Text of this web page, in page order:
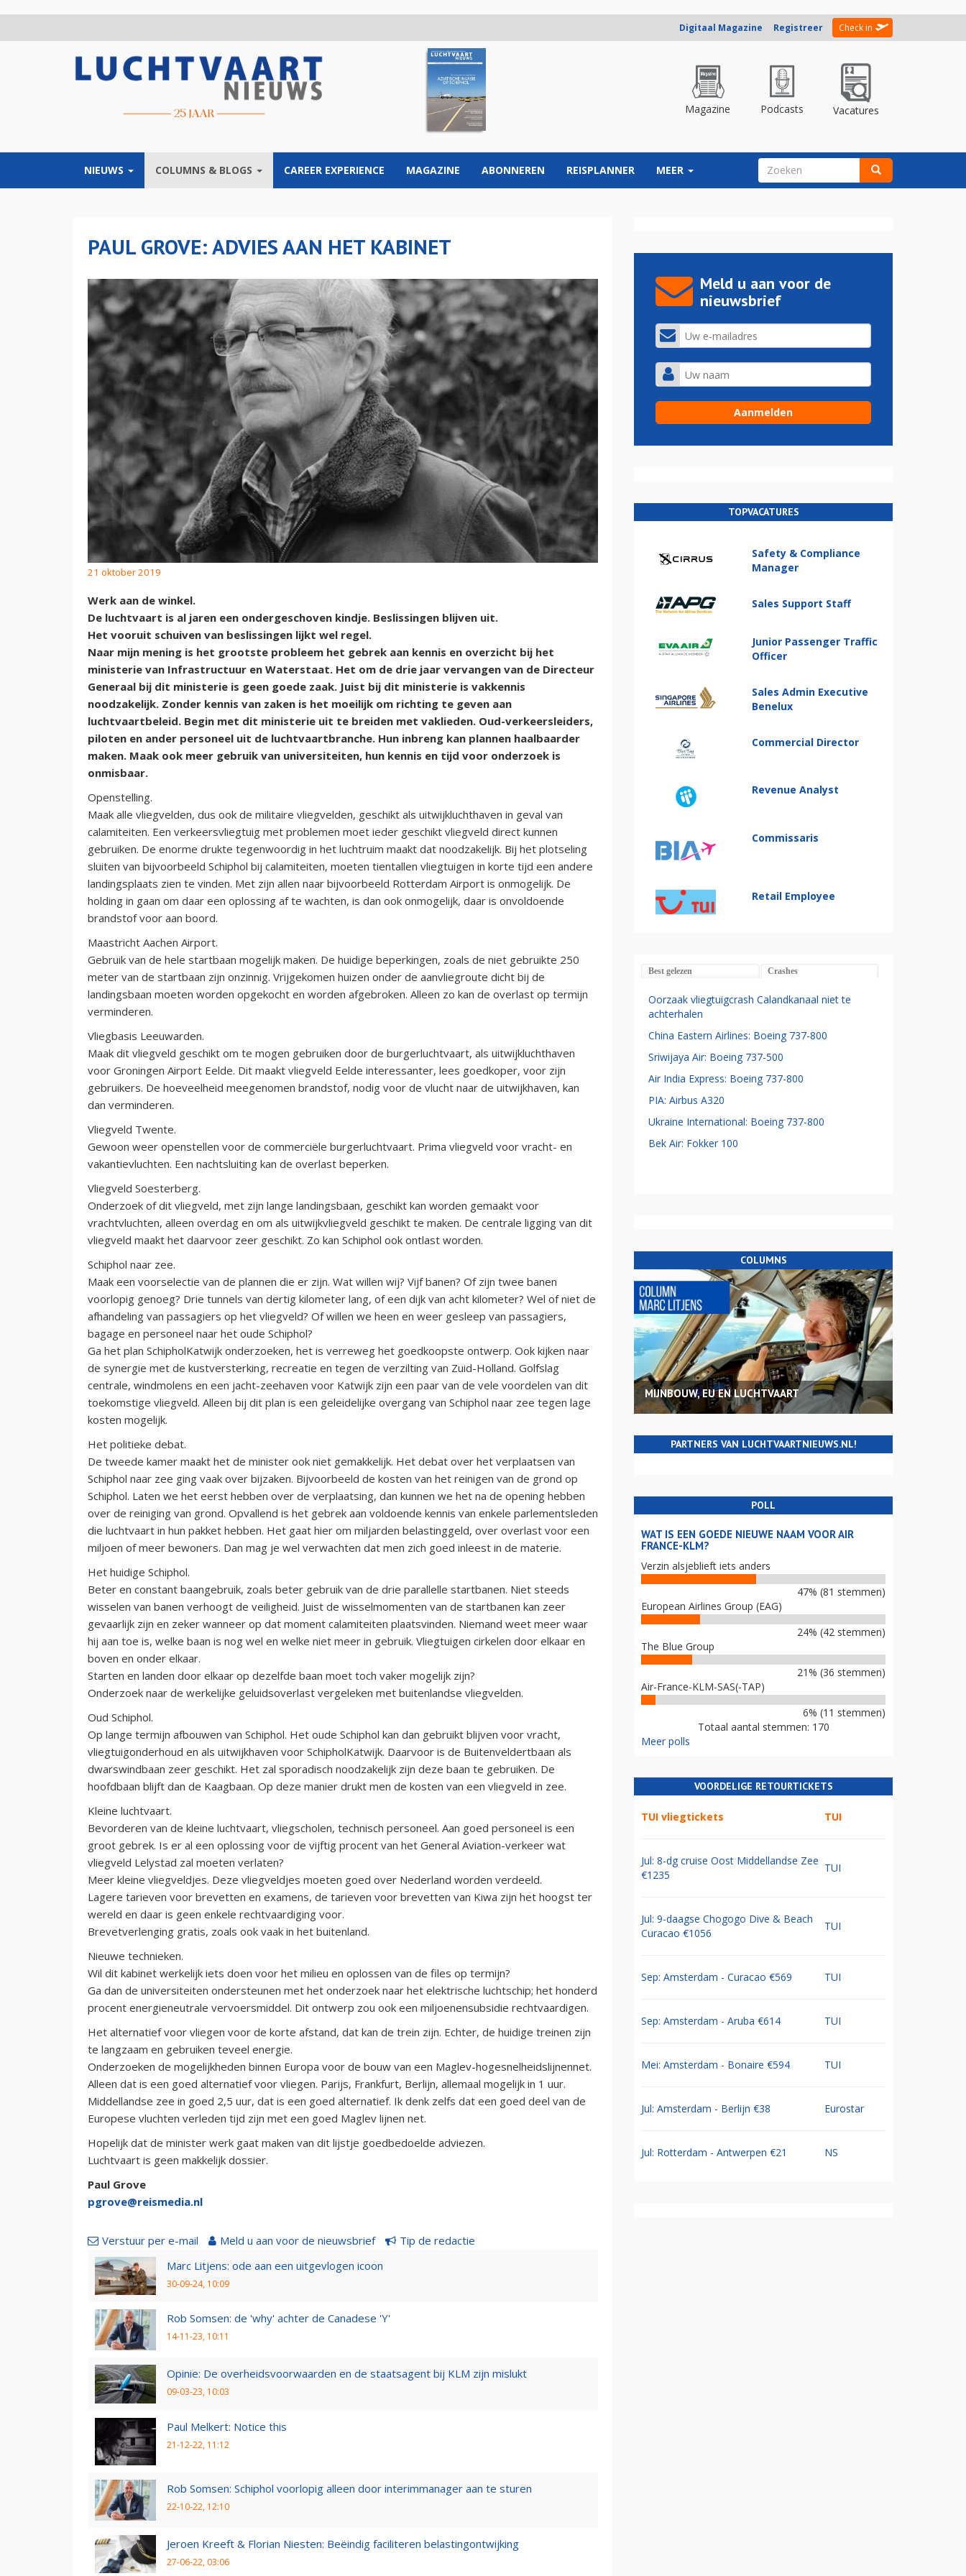
Digitaal Magazine Registreer Check in
Magazine Podcasts Vacatures
NIEUWS COLUMNS & BLOGS CAREER EXPERIENCE MAGAZINE ABONNEREN REISPLANNER MEER ZOEKVELD
PAUL GROVE: ADVIES AAN HET KABINET
21 oktober 2019
Werk aan de winkel.
De luchtvaart is al jaren een ondergeschoven kindje. Beslissingen blijven uit.
Het vooruit schuiven van beslissingen lijkt wel regel.
Naar mijn mening is het grootste probleem het gebrek aan kennis en overzicht bij het
ministerie van Infrastructuur en Waterstaat. Het om de drie jaar vervangen van de Directeur
Generaal bij dit ministerie is geen goede zaak. Juist bij dit ministerie is vakkennis
noodzakelijk. Zonder kennis van zaken is het moeilijk om richting te geven aan
luchtvaartbeleid. Begin met dit ministerie uit te breiden met vaklieden. Oud-verkeersleiders,
piloten en ander personeel uit de luchtvaartbranche. Hun inbreng kan plannen haalbaarder
maken. Maak ook meer gebruik van universiteiten, hun kennis en tijd voor onderzoek is
onmisbaar.
Openstelling.
Maak alle vliegvelden, dus ook de militaire vliegvelden, geschikt als uitwijkluchthaven in geval van
calamiteiten. Een verkeersvliegtuig met problemen moet ieder geschikt vliegveld direct kunnen
gebruiken. De enorme drukte tegenwoordig in het luchtruim maakt dat noodzakelijk. Bij het plotseling
sluiten van bijvoorbeeld Schiphol bij calamiteiten, moeten tientallen vliegtuigen in korte tijd een andere
landingsplaats zien te vinden. Met zijn allen naar bijvoorbeeld Rotterdam Airport is onmogelijk. De
holding in gaan om daar een oplossing af te wachten, is dan ook onmogelijk, daar is onvoldoende
brandstof voor aan boord.
Maastricht Aachen Airport.
Gebruik van de hele startbaan mogelijk maken. De huidige beperkingen, zoals de niet gebruikte 250
meter van de startbaan zijn onzinnig. Vrijgekomen huizen onder de aanvliegroute dicht bij de
landingsbaan moeten worden opgekocht en worden afgebroken. Alleen zo kan de overlast op termijn
verminderen.
Vliegbasis Leeuwarden.
Maak dit vliegveld geschikt om te mogen gebruiken door de burgerluchtvaart, als uitwijkluchthaven
voor Groningen Airport Eelde. Dit maakt vliegveld Eelde interessanter, lees goedkoper, voor zijn
gebruikers. De hoeveelheid meegenomen brandstof, nodig voor de vlucht naar de uitwijkhaven, kan
dan verminderen.
Vliegveld Twente.
Gewoon weer openstellen voor de commerciële burgerluchtvaart. Prima vliegveld voor vracht- en
vakantievluchten. Een nachtsluiting kan de overlast beperken.
Vliegveld Soesterberg.
Onderzoek of dit vliegveld, met zijn lange landingsbaan, geschikt kan worden gemaakt voor
vrachtvluchten, alleen overdag en om als uitwijkvliegveld geschikt te maken. De centrale ligging van dit
vliegveld maakt het daarvoor zeer geschikt. Zo kan Schiphol ook ontlast worden.
Schiphol naar zee.
Maak een voorselectie van de plannen die er zijn. Wat willen wij? Vijf banen? Of zijn twee banen
voorlopig genoeg? Drie tunnels van dertig kilometer lang, of een dijk van acht kilometer? Wel of niet de
afhandeling van passagiers op het vliegveld? Of willen we heen en weer gesleep van passagiers,
bagage en personeel naar het oude Schiphol?
Ga het plan SchipholKatwijk onderzoeken, het is verreweg het goedkoopste ontwerp. Ook kijken naar
de synergie met de kustversterking, recreatie en tegen de verzilting van Zuid-Holland. Golfslag
centrale, windmolens en een jacht-zeehaven voor Katwijk zijn een paar van de vele voordelen van dit
toekomstige vliegveld. Alleen bij dit plan is een geleidelijke overgang van Schiphol naar zee tegen lage
kosten mogelijk.
Het politieke debat.
De tweede kamer maakt het de minister ook niet gemakkelijk. Het debat over het verplaatsen van
Schiphol naar zee ging vaak over bijzaken. Bijvoorbeeld de kosten van het reinigen van de grond op
Schiphol. Laten we het eerst hebben over de verplaatsing, dan kunnen we het na de opening hebben
over de reiniging van grond. Opvallend is het gebrek aan voldoende kennis van enkele parlementsleden
die luchtvaart in hun pakket hebben. Het gaat hier om miljarden belastinggeld, over overlast voor een
miljoen of meer bewoners. Dan mag je wel verwachten dat men zich goed inleest in de materie.
Het huidige Schiphol.
Beter en constant baangebruik, zoals beter gebruik van de drie parallelle startbanen. Niet steeds
wisselen van banen verhoogt de veiligheid. Juist de wisselmomenten van de startbanen kan zeer
gevaarlijk zijn en zeker wanneer op dat moment calamiteiten plaatsvinden. Niemand weet meer waar
hij aan toe is, welke baan is nog wel en welke niet meer in gebruik. Vliegtuigen cirkelen door elkaar en
boven en onder elkaar.
Starten en landen door elkaar op dezelfde baan moet toch vaker mogelijk zijn?
Onderzoek naar de werkelijke geluidsoverlast vergeleken met buitenlandse vliegvelden.
Oud Schiphol.
Op lange termijn afbouwen van Schiphol. Het oude Schiphol kan dan gebruikt blijven voor vracht,
vliegtuigonderhoud en als uitwijkhaven voor SchipholKatwijk. Daarvoor is de Buitenveldertbaan als
dwarswindbaan zeer geschikt. Het zal sporadisch noodzakelijk zijn deze baan te gebruiken. De
hoofdbaan blijft dan de Kaagbaan. Op deze manier drukt men de kosten van een vliegveld in zee.
Kleine luchtvaart.
Bevorderen van de kleine luchtvaart, vliegscholen, technisch personeel. Aan goed personeel is een
groot gebrek. Is er al een oplossing voor de vijftig procent van het General Aviation-verkeer wat
vliegveld Lelystad zal moeten verlaten?
Meer kleine vliegveldjes. Deze vliegveldjes moeten goed over Nederland worden verdeeld.
Lagere tarieven voor brevetten en examens, de tarieven voor brevetten van Kiwa zijn het hoogst ter
wereld en daar is geen enkele rechtvaardiging voor.
Brevetverlenging gratis, zoals ook vaak in het buitenland.
Nieuwe technieken.
Wil dit kabinet werkelijk iets doen voor het milieu en oplossen van de files op termijn?
Ga dan de universiteiten ondersteunen met het onderzoek naar het elektrische luchtschip; het honderd
procent energieneutrale vervoersmiddel. Dit ontwerp zou ook een miljoenensubsidie rechtvaardigen.
Het alternatief voor vliegen voor de korte afstand, dat kan de trein zijn. Echter, de huidige treinen zijn
te langzaam en gebruiken teveel energie.
Onderzoeken de mogelijkheden binnen Europa voor de bouw van een Maglev-hogesnelheidslijnennet.
Alleen dat is een goed alternatief voor vliegen. Parijs, Frankfurt, Berlijn, allemaal mogelijk in 1 uur.
Middellandse zee in goed 2,5 uur, dat is een goed alternatief. Ik denk zelfs dat een goed deel van de
Europese vluchten verleden tijd zijn met een goed Maglev lijnen net.
Hopelijk dat de minister werk gaat maken van dit lijstje goedbedoelde adviezen.
Luchtvaart is geen makkelijk dossier.
Paul Grove
pgrove@reismedia.nl
Verstuur per e-mail Meld u aan voor de nieuwsbrief
Tip de redactie
Marc Litjens: ode aan een uitgevlogen icoon
30-09-24, 10:09
Rob Somsen: de 'why' achter de Canadese 'Y'
14-11-23, 10:11
Opinie: De overheidsvoorwaarden en de staatsagent bij KLM zijn mislukt
09-03-23, 10:03
Paul Melkert: Notice this
21-12-22, 11:12
Rob Somsen: Schiphol voorlopig alleen door interimmanager aan te sturen
22-10-22, 12:10
Jeroen Kreeft & Florian Niesten: Beëindig faciliteren belastingontwijking
27-06-22, 03:06
Meld u aan voor de
nieuwsbrief
TOPVACATURES
Safety & Compliance
Manager
Sales Support Staff
Junior Passenger Traffic
Officer
Sales Admin Executive
Benelux
Commercial Director
Revenue Analyst
Commissaris
Retail Employee
Best gelezen Crashes
Oorzaak vliegtuigcrash Calandkanaal niet te
achterhalen
China Eastern Airlines: Boeing 737-800
Sriwijaya Air: Boeing 737-500
Air India Express: Boeing 737-800
PIA: Airbus A320
Ukraine International: Boeing 737-800
Bek Air: Fokker 100
COLUMNS
MIJNBOUW, EU EN LUCHTVAART
PARTNERS VAN LUCHTVAARTNIEUWS.NL!
POLL
WAT IS EEN GOEDE NIEUWE NAAM VOOR AIR
FRANCE-KLM?
Verzin alsjeblieft iets anders
47% (81 stemmen)
European Airlines Group (EAG)
24% (42 stemmen)
The Blue Group
21% (36 stemmen)
Air-France-KLM-SAS(-TAP)
6% (11 stemmen)
Totaal aantal stemmen: 170
Meer polls
VOORDELIGE RETOURTICKETS
TUI vliegtickets TUI
Jul: 8-dg cruise Oost Middellandse Zee
€1235
TUI
Jul: 9-daagse Chogogo Dive & Beach
Curacao €1056
TUI
Sep: Amsterdam - Curacao €569 TUI
Sep: Amsterdam - Aruba €614 TUI
Mei: Amsterdam - Bonaire €594 TUI
Jul: Amsterdam - Berlijn €38 Eurostar
Jul: Rotterdam - Antwerpen €21 NS